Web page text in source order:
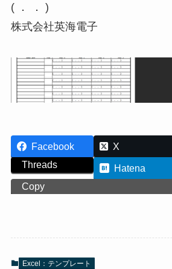
( ． ． )
株式会社英海電子
Facebook X
Threads
Hatena
Copy
Excel：テンプレート